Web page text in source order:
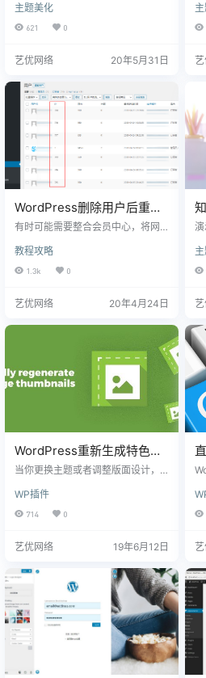
影颜色; 2、修改了最新更新的标签
颜色。 修改教程： 1、进入网站后
【自定义样式】，添加以下代码
主题美化
621 0
艺优网络 20年5月31日
的
WordPress删除用户后重新
排序用户ID序号
有时可能需要整合会员中心，将网
的会员数据表都需要统一用户 ID，
而将之前用户删除后，新注册或是
新建的用户便会出现ID排序的问
员有743个，那么我们除了管理员
从2开始排序的，而是从删除后的74
3的序号继续排序，每注册新用户ID
都是744、745…
教程攻略
1.3k 0
艺优网络 20年4月24日
WordPress重新生成特色图
像插件：Regenerate
当你更换主题或者调整版面设计，
不适合当前的版面，需要调整显示
尺寸，手动修改工作量巨大，这里
推荐一款WordPress重新生成特色图
s，帮你一键重新生成适合的特色图
g/plugins/regenerate-thumbnails]
Regenerate Thum…
WP插件
714 0
艺优网络 19年6月12日
件
果